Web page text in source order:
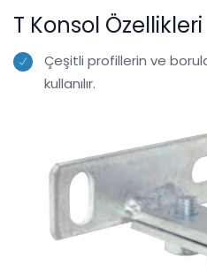
T Konsol Özellikleri
Çeşitli profillerin ve
kullanılır.